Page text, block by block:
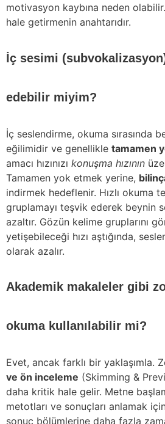
motivasyon kaybına neden olabilir.
hale getirmenin anahtarıdır.
İç sesimi
edebilir miyim?
İç seslendirme, okuma sırasında
eğilimidir ve genellikle tamamen
amacı hızınızı konuşma hızının
Tamamen yok etmek yerine,
indirmek hedeflenir. Hızlı okuma
gruplamayı teşvik ederek beynin
azaltır. Gözün kelime gruplarını
yetişebileceği hızı aştığında,
olarak azalır.
Akademik makaleler gibi
okuma kullanılabilir mi?
Evet, ancak farklı bir yaklaşımla.
ve ön inceleme (Skimming &
daha kritik hale gelir. Metne
metotları ve sonuçları anlamak
sonuç bölümlerine daha fazla